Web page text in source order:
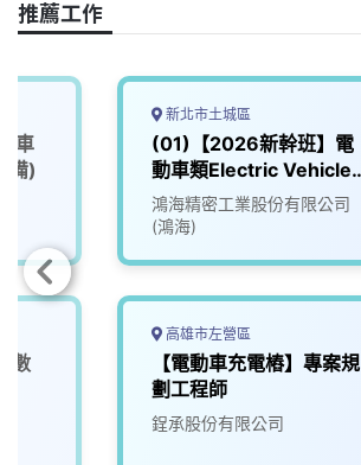
o
k
n
k
推薦工作
車
備)
數
新北市土城區
(01)【2026新幹班】電
動車類Electric Vehicle
(EV)
鴻海精密工業股份有限公司
(鴻海)
高雄市左營區
【電動車充電樁】專案規
劃工程師
鋥承股份有限公司